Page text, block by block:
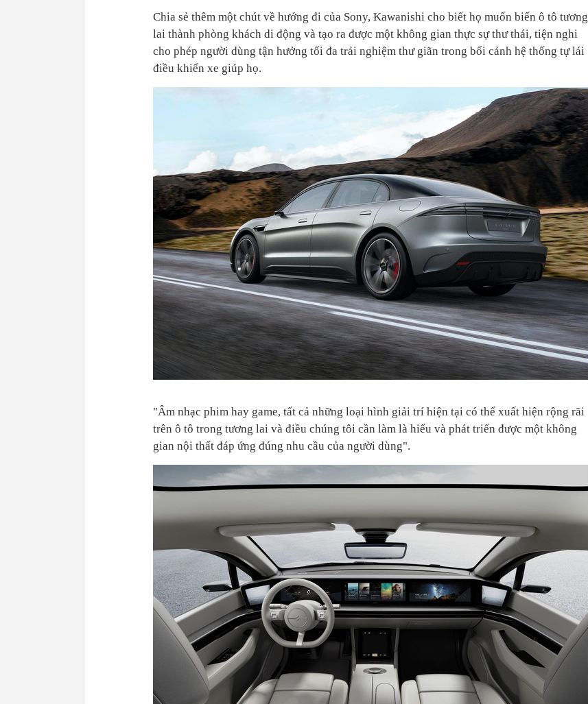
Chia sẻ thêm một chút về hướng đi của Sony, Kawanishi cho biết họ muốn biến ô tô tương
lai thành phòng khách di động và tạo ra được một không gian thực sự thư thái, tiện nghi
cho phép người dùng tận hưởng tối đa trải nghiệm thư giãn trong bối cảnh hệ thống tự lái
điều khiển xe giúp họ.
"Âm nhạc phim hay game, tất cả những loại hình giải trí hiện tại có thể xuất hiện rộng rãi
trên ô tô trong tương lai và điều chúng tôi cần làm là hiểu và phát triển được một không
gian nội thất đáp ứng đúng nhu cầu của người dùng".